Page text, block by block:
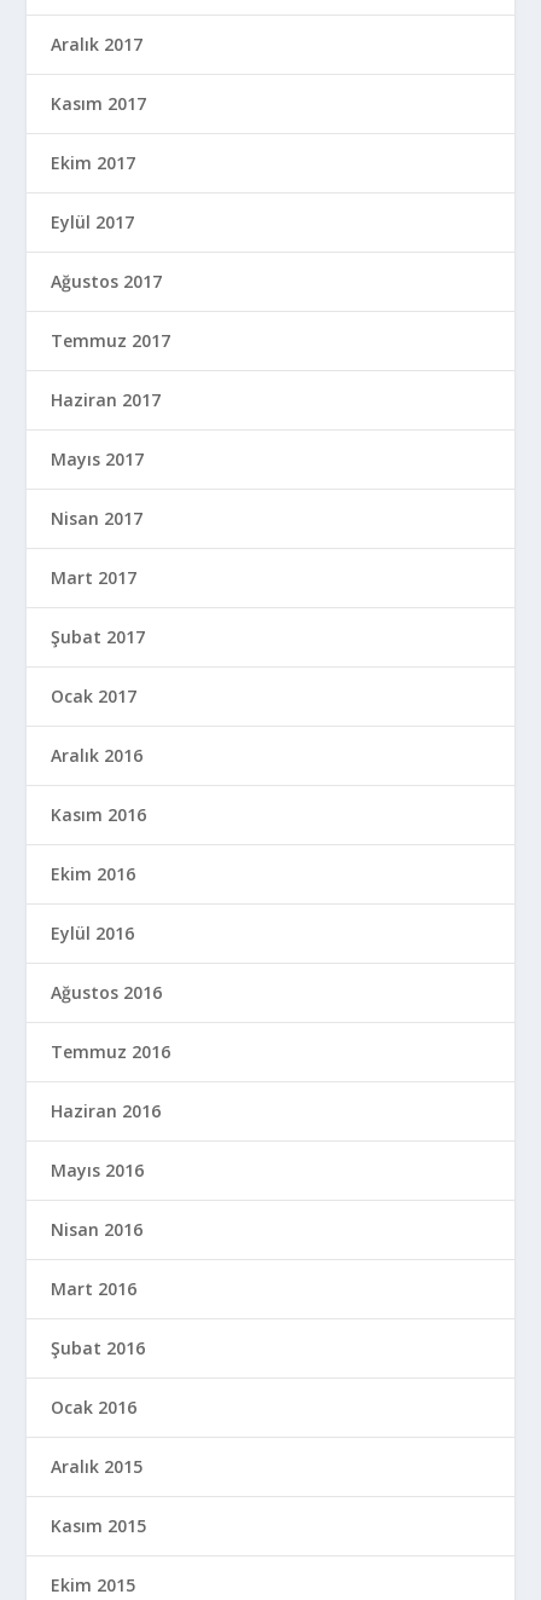
Aralık 2017
Kasım 2017
Ekim 2017
Eylül 2017
Ağustos 2017
Temmuz 2017
Haziran 2017
Mayıs 2017
Nisan 2017
Mart 2017
Şubat 2017
Ocak 2017
Aralık 2016
Kasım 2016
Ekim 2016
Eylül 2016
Ağustos 2016
Temmuz 2016
Haziran 2016
Mayıs 2016
Nisan 2016
Mart 2016
Şubat 2016
Ocak 2016
Aralık 2015
Kasım 2015
Ekim 2015